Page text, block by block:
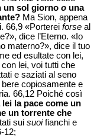
un sol giorno o una
Ma Sion, appena
66,9 «Porterei forse al
dice l’Eterno. «Io
materno?», dice il tuo
ed esultate con lei,
lei, voi tutti che
e saziati al seno
copiosamente e
66,12 Poiché così
la pace come un
un torrente che
sui suoifianchi e
12;